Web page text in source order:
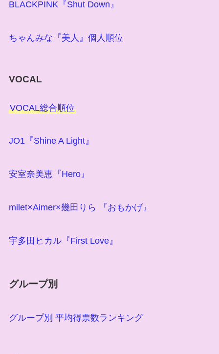
BLACKPINK『Shut Down』
ちゃんみな『美人』個人順位
VOCAL
VOCAL総合順位
JO1『Shine A Light』
安室奈美恵『Hero』
milet×Aimer×幾田りら 『おもかげ』
宇多田ヒカル『First Love』
グループ別
グループ別 平均得票数ランキング